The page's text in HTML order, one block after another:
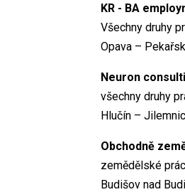
KR - BA
Všechny druhy
Opava –
Neuron
všechny druhy
Hlučín –
Obchodně
zemědělské
Budišov nad